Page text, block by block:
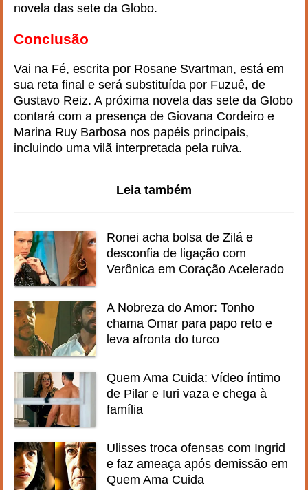
novela das sete da Globo.
Conclusão
Vai na Fé, escrita por Rosane Svartman, está em
sua reta final e será substituída por Fuzuê, de
Gustavo Reiz. A próxima novela das sete da Globo
contará com a presença de Giovana Cordeiro e
Marina Ruy Barbosa nos papéis principais,
incluindo uma vilã interpretada pela ruiva.
Leia também
Ronei acha bolsa de Zilá e
desconfia de ligação com
Verônica em Coração Acelerado
A Nobreza do Amor: Tonho
chama Omar para papo reto e
leva afronta do turco
Quem Ama Cuida: Vídeo íntimo
de Pilar e Iuri vaza e chega à
família
Ulisses troca ofensas com Ingrid
e faz ameaça após demissão em
Quem Ama Cuida